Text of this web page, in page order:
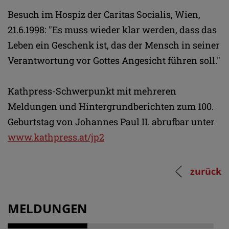
Besuch im Hospiz der Caritas Socialis, Wien,
21.6.1998: "Es muss wieder klar werden, dass das
Leben ein Geschenk ist, das der Mensch in seiner
Verantwortung vor Gottes Angesicht führen soll."
Kathpress-Schwerpunkt mit mehreren
Meldungen und Hintergrundberichten zum 100.
Geburtstag von Johannes Paul II. abrufbar unter
www.kathpress.at/jp2
zurück
MELDUNGEN